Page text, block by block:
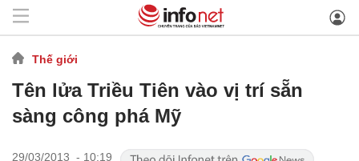
Thế giới
Tên lửa Triều Tiên vào vị trí sẵn
sàng công phá Mỹ
29/03/2013 - 10:19